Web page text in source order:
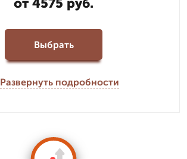
от 4575 руб.
Выбрать
Развернуть подробности